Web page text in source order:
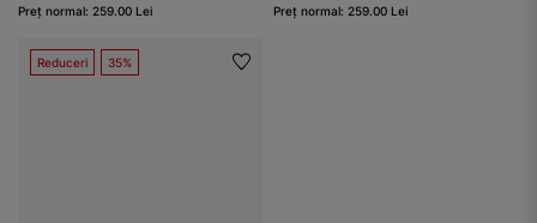
Preț normal: 259.00 Lei
Preț normal: 259.00 Lei
Reduceri 35%